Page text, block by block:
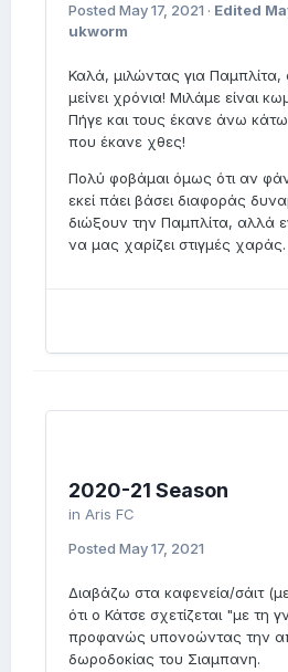
Posted May 17, 2021 · Edited
ukworm
Καλά, μιλώντας για Παμπλίτα,
μείνει χρόνια! Μιλάμε είναι
Πήγε και τους έκανε άνω κάτω
που έκανε χθες!
Πολύ φοβάμαι όμως ότι αν
εκεί πάει βάσει διαφοράς
διώξουν την Παμπλίτα, αλλά
να μας χαρίζει στιγμές χαράς.
2020-21 Season
in Aris FC
Posted May 17, 2021
Διαβάζω στα καφενεία/σάιτ
ότι ο Κάτσε σχετίζεται "με τη
προφανώς υπονοώντας την
δωροδοκίας του Σιαμπανη.